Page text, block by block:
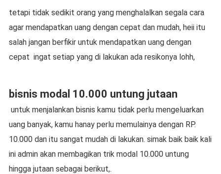
tetapi tidak sedikit orang yang menghalalkan segala cara
agar mendapatkan uang dengan cepat dan mudah, heii itu
salah jangan berfikir untuk mendapatkan uang dengan
cepat ingat setiap yang di lakukan ada resikonya lohh,
bisnis modal 10.000 untung jutaan
untuk menjalankan bisnis kamu tidak perlu mengeluarkan
uang banyak, kamu hanay perlu memulainya dengan RP.
10.000 dan itu sangat mudah di lakukan. simak baik baik kali
ini admin akan membagikan trik modal 10.000 untung
hingga jutaan sebagai berikut,.